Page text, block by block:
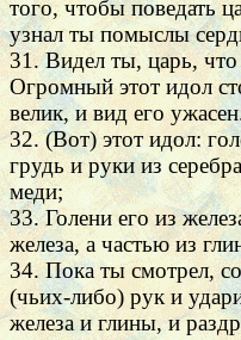
того, чтобы поведать
узнал ты помыслы
31. Видел ты, царь,
Огромный этот идол
велик, и вид его
32. (Вот) этот идол:
грудь и руки из
меди;
33. Голени его из
железа, а частью из
34. Пока ты смотрел,
(чьих-либо) рук и
железа и глины, и